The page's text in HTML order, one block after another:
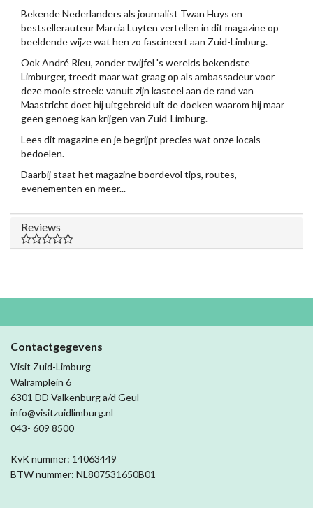
Bekende Nederlanders als journalist Twan Huys en
bestsellerauteur Marcia Luyten vertellen in dit magazine op
beeldende wijze wat hen zo fascineert aan Zuid-Limburg.
Ook André Rieu, zonder twijfel 's werelds bekendste
Limburger, treedt maar wat graag op als ambassadeur voor
deze mooie streek: vanuit zijn kasteel aan de rand van
Maastricht doet hij uitgebreid uit de doeken waarom hij maar
geen genoeg kan krijgen van Zuid-Limburg.
Lees dit magazine en je begrijpt precies wat onze locals
bedoelen.
Daarbij staat het magazine boordevol tips, routes,
evenementen en meer...
Reviews
Contactgegevens
Visit Zuid-Limburg
Walramplein 6
6301 DD Valkenburg a/d Geul
info@visitzuidlimburg.nl
043- 609 8500
KvK nummer: 14063449
BTW nummer: NL807531650B01